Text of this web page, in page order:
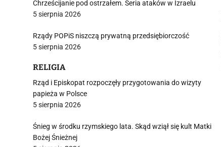
Chrześcijanie pod ostrzałem. Seria ataków w Izraelu
5 sierpnia 2026
Rządy POPiS niszczą prywatną przedsiębiorczość
5 sierpnia 2026
RELIGIA
Rząd i Episkopat rozpoczęły przygotowania do wizyty
papieża w Polsce
5 sierpnia 2026
Śnieg w środku rzymskiego lata. Skąd wziął się kult Matki
Bożej Śnieżnej